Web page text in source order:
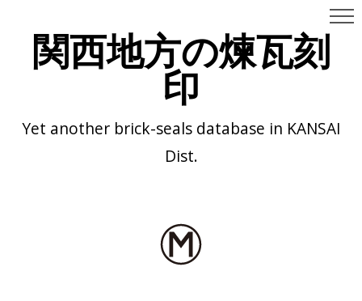
関西地方の煉瓦刻
印
Yet another brick-seals database in KANSAI
Dist.